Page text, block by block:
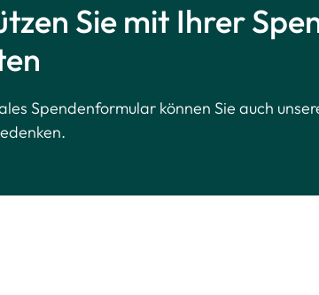
Sie mit Ihrer
Spendenformular können Sie auch